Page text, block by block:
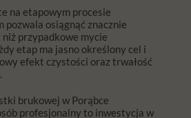
na etapowym procesie
pozwala osiągnąć znacznie
przypadkowe mycie
etap ma jasno określony cel i
efekt czystości oraz trwałość
brukowej w Porąbce
profesjonalny to inwestycja w